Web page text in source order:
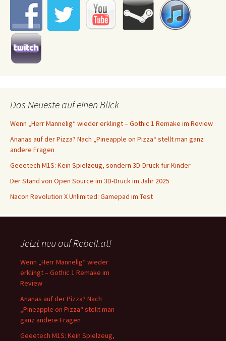
Das Neueste auf einen Blick
Wenn „Herr Mannelig“ wieder erklingt – Gothic 1 Remake im Review
Ananas auf der Pizza? Nach „Pineapple on Pizza“ stellt man ganz
andere Fragen
Geeetech M1S: Kein Spielzeug, sondern 3D-Druck für Kinder
Der Stand von Open Source im 3D-Druck im Jahr 2025
Nacon Revolution X Unlimited: Gamepad im Test
Jetzt neu auf Rebell.at!
Wenn „Herr Mannelig“ wieder
erklingt – Gothic 1 Remake im
Review
Ananas auf der Pizza? Nach
„Pineapple on Pizza“ stellt man
ganz andere Fragen
Geeetech M1S: Kein Spielzeug,